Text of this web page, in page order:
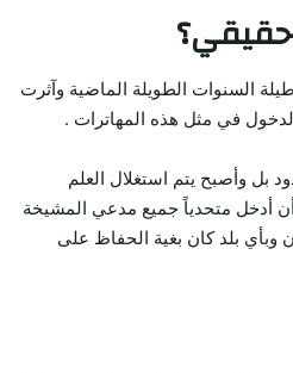
السنوات الطويلة الماضية وآثرت
في مثل هذه المهاترات .
بل وأصبح يتم استغلال العلم
أدخل متحدياً جميع مدعي المشيخة
بلد كان بغية الحفاظ على